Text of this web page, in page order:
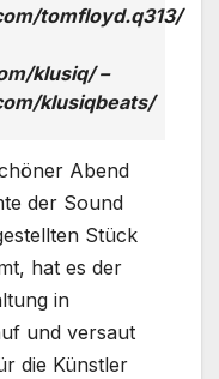
tomfloyd.q313/
klusiq/ –
klusiqbeats/
Abend
der Sound
Stück
hat es der
in
und versaut
die Künstler